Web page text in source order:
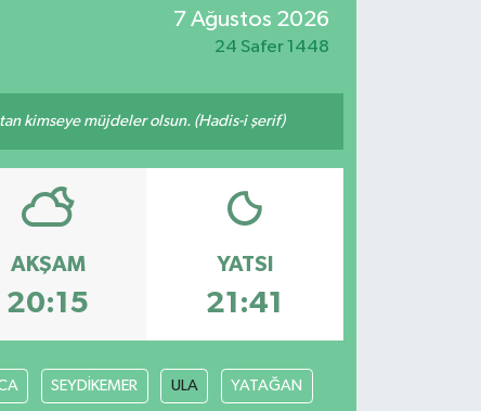
7 Ağustos 2026
24 Safer 1448
kimseye müjdeler olsun. (Hadis-i şerif)
AKŞAM
20:15
YATSI
21:41
SEYDİKEMER ULA YATAĞAN